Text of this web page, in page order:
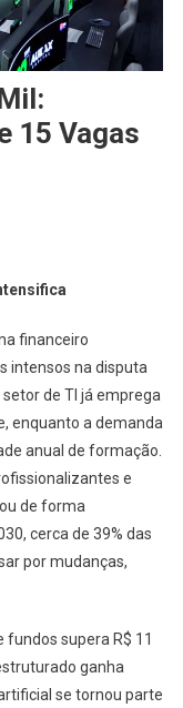
15 Vagas
financeiro
intensos na disputa
de TI já emprega
enquanto a demanda
anual de formação.
e
de forma
cerca de 39% das
por mudanças,
fundos supera R$ 11
ganha
se tornou parte